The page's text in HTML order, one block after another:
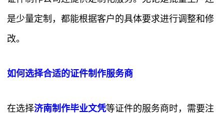
是少量定制，都能根据客户的具体要求进行调整和修
改。
如何选择合适的证件制作服务商
在选择济南制作毕业文凭等证件的服务商时，需要注